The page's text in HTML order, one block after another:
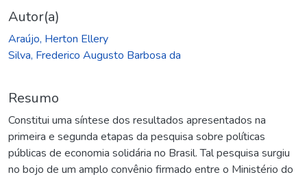
Autor(a)
Araújo, Herton Ellery
Silva, Frederico Augusto Barbosa da
Resumo
Constitui uma síntese dos resultados apresentados na
primeira e segunda etapas da pesquisa sobre políticas
públicas de economia solidária no Brasil. Tal pesquisa surgiu
no bojo de um amplo convênio firmado entre o Ministério do